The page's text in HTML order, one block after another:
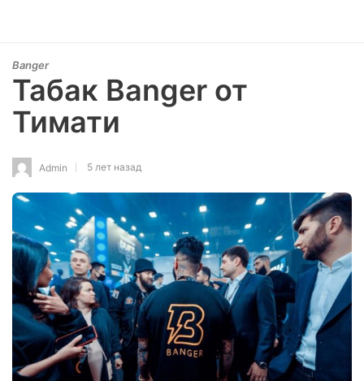
Banger
Табак Banger от
Тимати
Admin 5 лет назад